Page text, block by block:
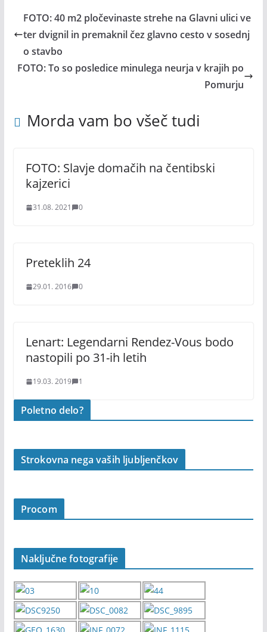
FOTO: 40 m2 pločevinaste strehe na Glavni ulici ve
ter dvignil in premaknil čez glavno cesto v sosednj
o stavbo
FOTO: To so posledice minulega neurja v krajih po
Pomurju
Morda vam bo všeč tudi
FOTO: Slavje domačih na čentibski
kajzerici
31.08. 2021 0
Preteklih 24
29.01. 2016 0
Lenart: Legendarni Rendez-Vous bodo
nastopili po 31-ih letih
19.03. 2019 1
Poletno delo?
Strokovna nega vaših ljubljenčkov
Procom
Naključne fotografije